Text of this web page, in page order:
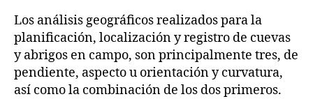
Los análisis geográficos realizados para la
planificación, localización y registro de cuevas
y abrigos en campo, son principalmente tres, de
pendiente, aspecto u orientación y curvatura,
así como la combinación de los dos primeros.